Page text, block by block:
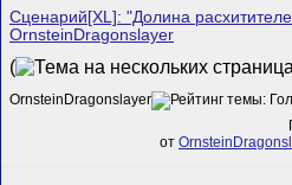
Сценарий[XL]: "Долина
OrnsteinDragonslayer
(
OrnsteinDragonslayer
от